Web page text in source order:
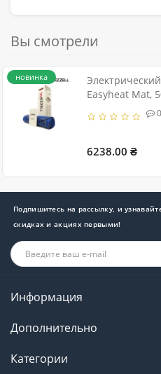
Вы смотрели
новинка
Easyheat Mat,
0
6238.00 ₴
Подпишитесь на рассылку, и
скидках и акциях первыми!
Информация
Дополнительно
Категории